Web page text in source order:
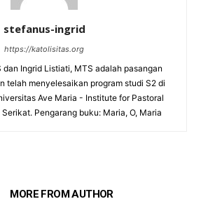
stefanus-ingrid
https://katolisitas.org
dan Ingrid Listiati, MTS adalah pasangan
telah menyelesaikan program studi S2 di
Ave Maria - Institute for Pastoral
Pengarang buku: Maria, O, Maria
MORE FROM AUTHOR